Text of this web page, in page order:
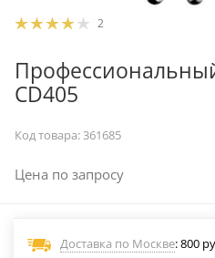
2
CD405
Код товара:361685
Цена по запросу
Доставка по Москве: 800